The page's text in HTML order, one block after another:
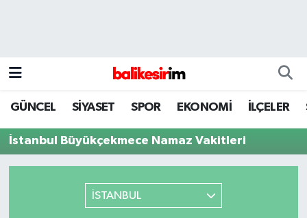
GÜNCEL SİYASET SPOR EKONOMİ İLÇELER
İstanbul Büyükçekmece Namaz Vakitleri
İSTANBUL